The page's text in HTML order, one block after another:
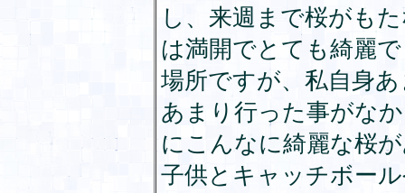
し、来週まで桜がも
は満開でとても綺麗
場所ですが、私自身
あまり行った事がな
にこんなに綺麗な桜
子供とキャッチボー